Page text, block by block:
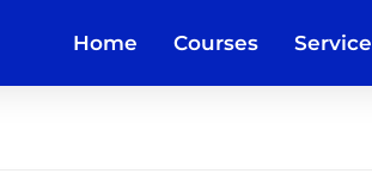
Home Courses Service